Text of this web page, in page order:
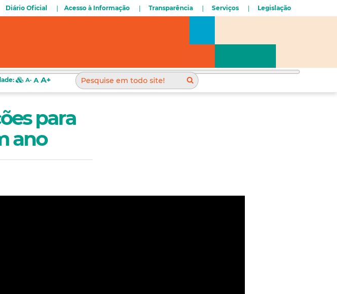
Diário Oficial Acesso à Informação Transparência Serviços Legislação
A- A A+
para
ano